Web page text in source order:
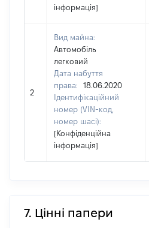
інформація]
2
Вид майна:
Автомобіль
легковий
Дата набуття
права:
18.06.2020
Ідентифікаційний
номер (VIN-код,
номер шасі):
[Конфіденційна
інформація]
7. Цінні папери